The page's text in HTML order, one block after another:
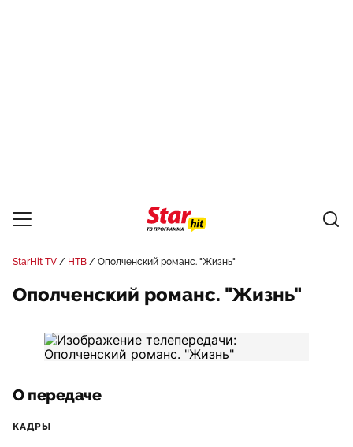
StarHit TV НТВ Ополченский романс. "Жизнь"
Ополченский романс. "Жизнь"
О передаче
КАДРЫ